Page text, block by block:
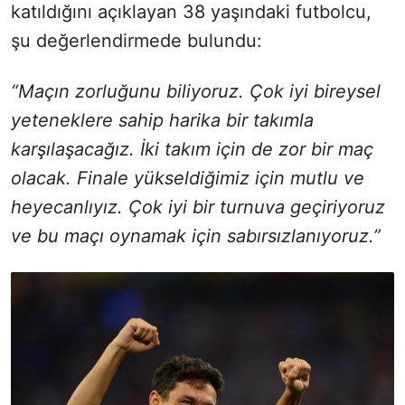
katıldığını açıklayan 38 yaşındaki futbolcu,
şu değerlendirmede bulundu:
“Maçın zorluğunu biliyoruz. Çok iyi bireysel
yeteneklere sahip harika bir takımla
karşılaşacağız. İki takım için de zor bir maç
olacak. Finale yükseldiğimiz için mutlu ve
heyecanlıyız. Çok iyi bir turnuva geçiriyoruz
ve bu maçı oynamak için sabırsızlanıyoruz.”